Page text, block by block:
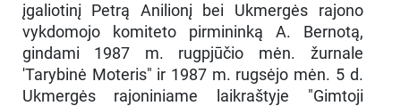
įgaliotinį Petrą Anilionį bei Ukmergės rajono
vykdomojo komiteto pirmininką A. Bernotą,
gindami 1987 m. rugpjūčio mėn. žurnale
'Tarybinė Moteris" ir 1987 m. rugsėjo mėn. 5 d.
Ukmergės rajoniniame laikraštyje "Gimtoji